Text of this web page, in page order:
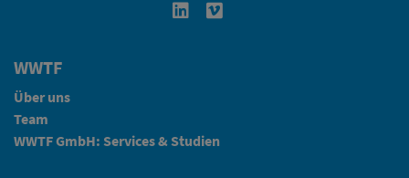
Linkedin in neuem Fenster öffnen
WWTF
Über uns
Team
WWTF GmbH: Services & Studien